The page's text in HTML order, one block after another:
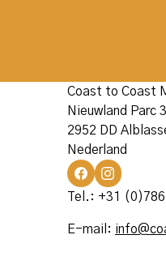
Coast to Coast
Nieuwland Parc
2952 DD
Nederland
Tel.: +31
E-mail: